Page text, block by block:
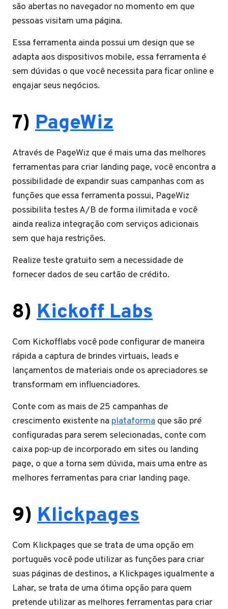
são abertas no navegador no momento em que
pessoas visitam uma página.
Essa ferramenta ainda possui um design que se
adapta aos dispositivos mobile, essa ferramenta é
sem dúvidas o que você necessita para ficar online e
engajar seus negócios.
7) PageWiz
Através de PageWiz que é mais uma das melhores
ferramentas para criar landing page, você encontra a
possibilidade de expandir suas campanhas com as
funções que essa ferramenta possui, PageWiz
possibilita testes A/B de forma ilimitada e você
ainda realiza integração com serviços adicionais
sem que haja restrições.
Realize teste gratuito sem a necessidade de
fornecer dados de seu cartão de crédito.
8) Kickoff Labs
Com Kickofflabs você pode configurar de maneira
rápida a captura de brindes virtuais, leads e
lançamentos de materiais onde os apreciadores se
transformam em influenciadores.
Conte com as mais de 25 campanhas de
crescimento existente na plataforma que são pré
configuradas para serem selecionadas, conte com
caixa pop-up de incorporado em sites ou landing
page, o que a torna sem dúvida, mais uma entre as
melhores ferramentas para criar landing page.
9) Klickpages
Com Klickpages que se trata de uma opção em
português você pode utilizar as funções para criar
suas páginas de destinos, a Klickpages igualmente a
Lahar, se trata de uma ótima opção para quem
pretende utilizar as melhores ferramentas para criar